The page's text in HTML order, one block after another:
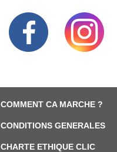
COMMENT CA MARCHE ?
CONDITIONS GENERALES
CHARTE ETHIQUE CLIC